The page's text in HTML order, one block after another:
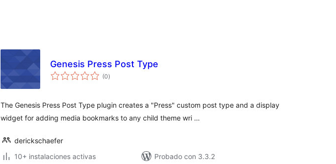
Genesis Press Post Type
(0valoraciones
en
)
The Genesis Press Post Type plugin creates a "Press" custom post type and a display
widget for adding media bookmarks to any child theme wri …
derickschaefer
10+ instalaciones activas
Probado con 3.3.2